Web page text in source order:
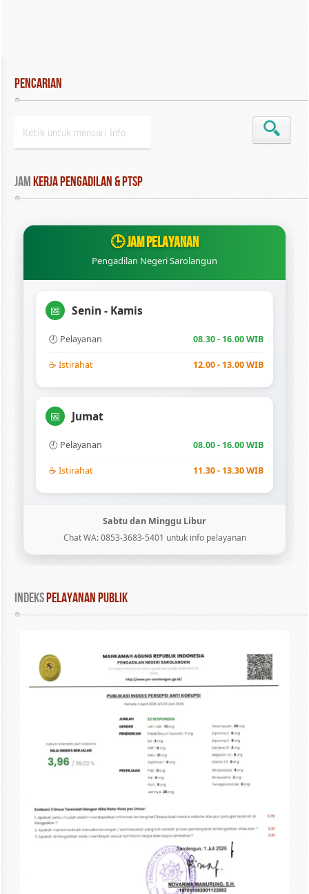
Pencarian
Jam Kerja Pengadilan & PTSP
🕒 JAM PELAYANAN
Pengadilan Negeri Sarolangun
📅 Senin - Kamis
🕘 Pelayanan 08.30 - 16.00 WIB
☕ Istirahat 12.00 - 13.00 WIB
📅 Jumat
🕘 Pelayanan 08.00 - 16.00 WIB
☕ Istirahat 11.30 - 13.30 WIB
Sabtu dan Minggu Libur
Chat WA: 0853-3683-5401 untuk info pelayanan
INDEKS PELAYANAN PUBLIK